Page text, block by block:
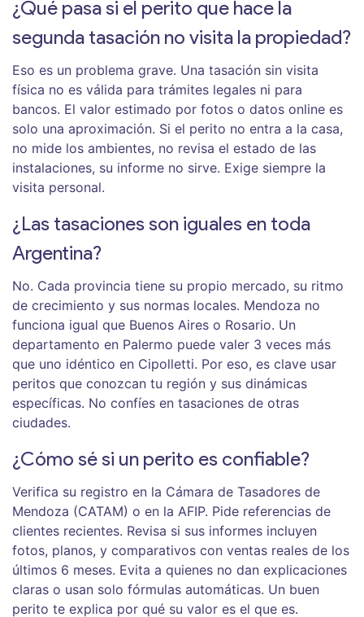
¿Qué pasa si el perito que hace la
segunda tasación no visita la propiedad?
Eso es un problema grave. Una tasación sin visita
física no es válida para trámites legales ni para
bancos. El valor estimado por fotos o datos online es
solo una aproximación. Si el perito no entra a la casa,
no mide los ambientes, no revisa el estado de las
instalaciones, su informe no sirve. Exige siempre la
visita personal.
¿Las tasaciones son iguales en toda
Argentina?
No. Cada provincia tiene su propio mercado, su ritmo
de crecimiento y sus normas locales. Mendoza no
funciona igual que Buenos Aires o Rosario. Un
departamento en Palermo puede valer 3 veces más
que uno idéntico en Cipolletti. Por eso, es clave usar
peritos que conozcan tu región y sus dinámicas
específicas. No confíes en tasaciones de otras
ciudades.
¿Cómo sé si un perito es confiable?
Verifica su registro en la Cámara de Tasadores de
Mendoza (CATAM) o en la AFIP. Pide referencias de
clientes recientes. Revisa si sus informes incluyen
fotos, planos, y comparativos con ventas reales de los
últimos 6 meses. Evita a quienes no dan explicaciones
claras o usan solo fórmulas automáticas. Un buen
perito te explica por qué su valor es el que es.